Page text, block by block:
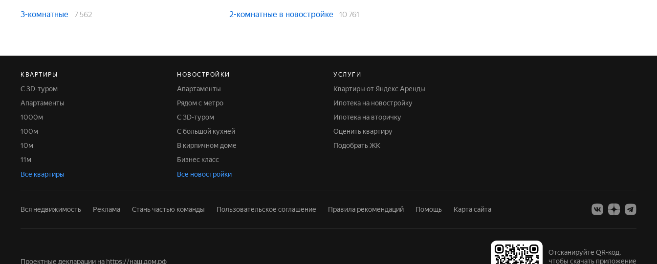
3-комнатные 7 562 2-комнатные в новостройке 10 761
КВАРТИРЫ
С 3D-туром
Апартаменты
1000м
100м
10м
11м
Все квартиры
НОВОСТРОЙКИ
Апартаменты
Рядом с метро
С 3D-туром
С большой кухней
В кирпичном доме
Бизнес класс
Все новостройки
УСЛУГИ
Квартиры от Яндекс Аренды
Ипотека на новостройку
Ипотека на вторичку
Оценить квартиру
Подобрать ЖК
Вся недвижимость Реклама Стань частью команды Пользовательское соглашение Правила рекомендаций Помощь Карта сайта
Проектные декларации на https://наш.дом.рф
Отсканируйте QR-код,
чтобы скачать приложение